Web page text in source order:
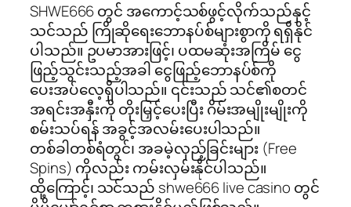
SHWE666 တွင် အကောင့်သစ်ဖွင့်လိုက်သည်နှင့်
သင်သည် ကြိုဆိုရေးဘောနပ်စ်များစွာကို ရရှိနိုင်
ပါသည်။ ဥပမာအားဖြင့်၊ ပထမဆုံးအကြိမ် ငွေ
ဖြည့်သွင်းသည့်အခါ ငွေဖြည့်ဘောနပ်စ်ကို
ပေးအပ်လေ့ရှိပါသည်။ ၎င်းသည် သင်၏စတင်
အရင်းအနှီးကို တိုးမြှင့်ပေးပြီး ဂိမ်းအမျိုးမျိုးကို
စမ်းသပ်ရန် အခွင့်အလမ်းပေးပါသည်။
တစ်ခါတစ်ရံတွင်၊ အခမဲ့လှည့်ခြင်းများ (Free
Spins) ကိုလည်း ကမ်းလှမ်းနိုင်ပါသည်။
ထို့ကြောင့်၊ သင်သည် shwe666 live casino တွင်